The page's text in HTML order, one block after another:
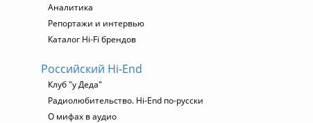
Аналитика
Репортажи и интервью
Каталог Hi-Fi брендов
Российский Hi-End
Клуб "у Деда"
Радиолюбительство. Hi-End по-русски
О мифах в аудио